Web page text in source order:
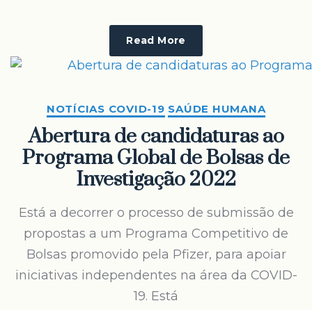
Read More
NOTÍCIAS COVID-19 SAÚDE HUMANA
Abertura de candidaturas ao
Programa Global de Bolsas de
Investigação 2022
Está a decorrer o processo de submissão de
propostas a um Programa Competitivo de
Bolsas promovido pela Pfizer, para apoiar
iniciativas independentes na área da COVID-
19. Está